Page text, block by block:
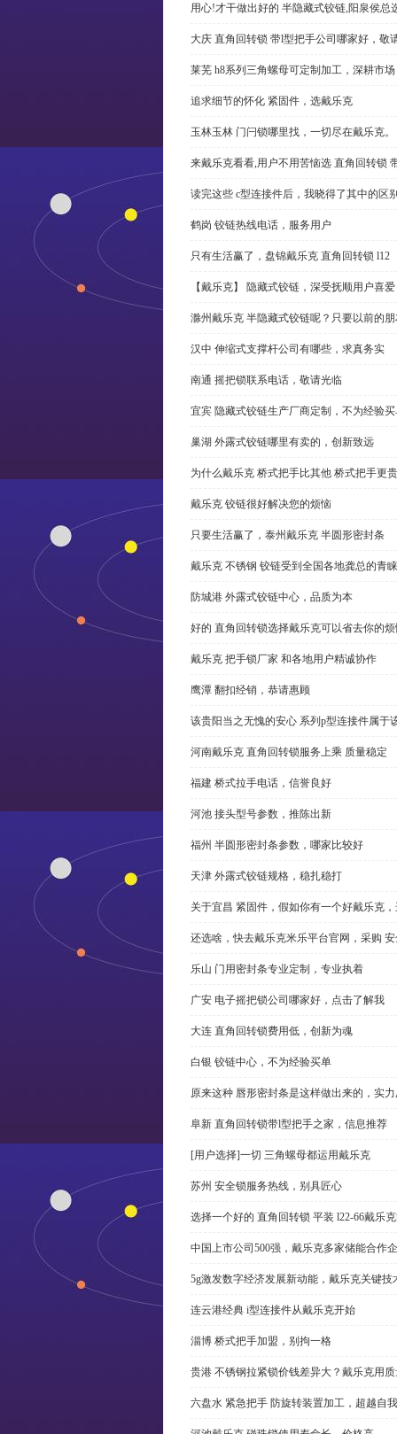
用心!才干做出好的 半隐藏式铰链,阳泉侯总
大庆 直角回转锁 带l型把手公司哪家好，敬
莱芜 h8系列三角螺母可定制加工，深耕市场
追求细节的怀化 紧固件，选戴乐克
玉林玉林 门闩锁哪里找，一切尽在戴乐克。
来戴乐克看看,用户不用苦恼选 直角回转锁
读完这些 c型连接件后，我晓得了其中的区
鹤岗 铰链热线电话，服务用户
只有生活赢了，盘锦戴乐克 直角回转锁 l12
【戴乐克】 隐藏式铰链，深受抚顺用户喜
滁州戴乐克 半隐藏式铰链呢？只要以前的
汉中 伸缩式支撑杆公司有哪些，求真务实
南通 摇把锁联系电话，敬请光临
宜宾 隐藏式铰链生产厂商定制，不为经验
巢湖 外露式铰链哪里有卖的，创新致远
为什么戴乐克 桥式把手比其他 桥式把手更
戴乐克 铰链很好解决您的烦恼
只要生活赢了，泰州戴乐克 半圆形密封条
戴乐克 不锈钢 铰链受到全国各地龚总的青睐
防城港 外露式铰链中心，品质为本
好的 直角回转锁选择戴乐克可以省去你的
戴乐克 把手锁厂家 和各地用户精诚协作
鹰潭 翻扣经销，恭请惠顾
该贵阳当之无愧的安心 系列p型连接件属于
河南戴乐克 直角回转锁服务上乘 质量稳定
福建 桥式拉手电话，信誉良好
河池 接头型号参数，推陈出新
福州 半圆形密封条参数，哪家比较好
天津 外露式铰链规格，稳扎稳打
关于宜昌 紧固件，假如你有一个好戴乐克
还选啥，快去戴乐克米乐平台官网，采购
乐山 门用密封条专业定制，专业执着
广安 电子摇把锁公司哪家好，点击了解我
大连 直角回转锁费用低，创新为魂
白银 铰链中心，不为经验买单
原来这种 唇形密封条是这样做出来的，实
阜新 直角回转锁带l型把手之家，信息推荐
[用户选择]一切 三角螺母都运用戴乐克
苏州 安全锁服务热线，别具匠心
选择一个好的 直角回转锁 平装 l22-66戴乐
中国上市公司500强，戴乐克多家储能合作
5g激发数字经济发展新动能，戴乐克关键技
连云港经典 i型连接件从戴乐克开始
淄博 桥式把手加盟，别拘一格
贵港 不锈钢拉紧锁价钱差异大？戴乐克用
六盘水 紧急把手 防旋转装置加工，超越自我